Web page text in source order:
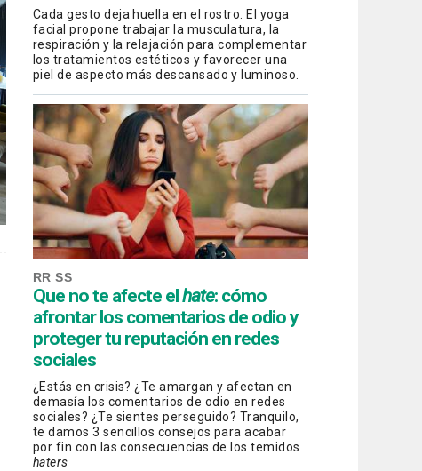
Cada gesto deja huella en el rostro. El yoga
facial propone trabajar la musculatura, la
respiración y la relajación para complementar
los tratamientos estéticos y favorecer una
piel de aspecto más descansado y luminoso.
RR SS
Que no te afecte el hate: cómo
afrontar los comentarios de odio y
proteger tu reputación en redes
sociales
¿Estás en crisis? ¿Te amargan y afectan en
demasía los comentarios de odio en redes
sociales? ¿Te sientes perseguido? Tranquilo,
te damos 3 sencillos consejos para acabar
por fin con las consecuencias de los temidos
haters